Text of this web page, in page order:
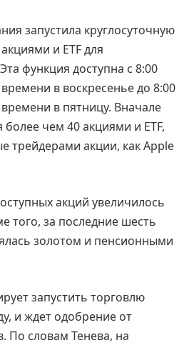
запустила круглосуточную
и ETF для
функция доступна с 8:00
в воскресенье до 8:00
в пятницу. Вначале
чем 40 акциями и ETF,
трейдерами акции, как Apple
акций увеличилось
того, за последние шесть
золотом и пенсионными
запустить торговлю
и ждет одобрение от
По словам Тенева, на